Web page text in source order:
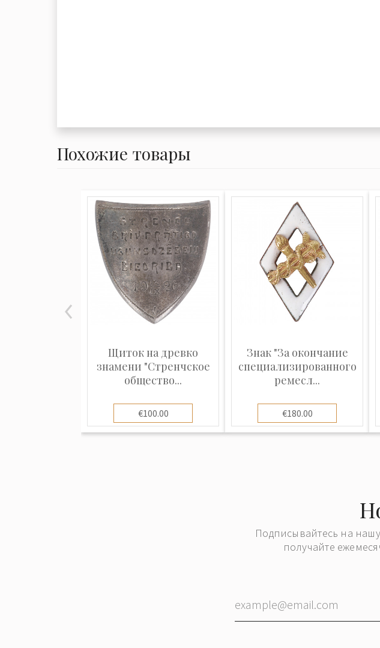
Похожие товары
Щиток на древко
знамени "Стренчское
общество...
€100.00
Знак "За окончание
специализированного
ремесл...
€180.00
Подписывайтесь на
получайте